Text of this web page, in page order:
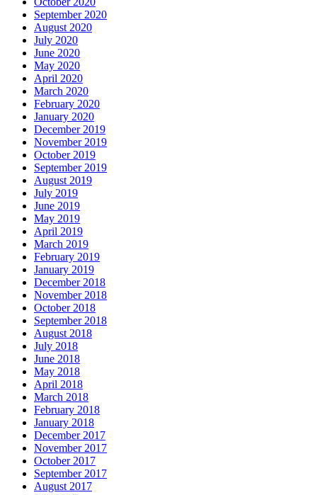
September 2020
August 2020
July 2020
June 2020
May 2020
April 2020
March 2020
February 2020
January 2020
December 2019
November 2019
October 2019
September 2019
August 2019
July 2019
June 2019
May 2019
April 2019
March 2019
February 2019
January 2019
December 2018
November 2018
October 2018
September 2018
August 2018
July 2018
June 2018
May 2018
April 2018
March 2018
February 2018
January 2018
December 2017
November 2017
October 2017
September 2017
August 2017